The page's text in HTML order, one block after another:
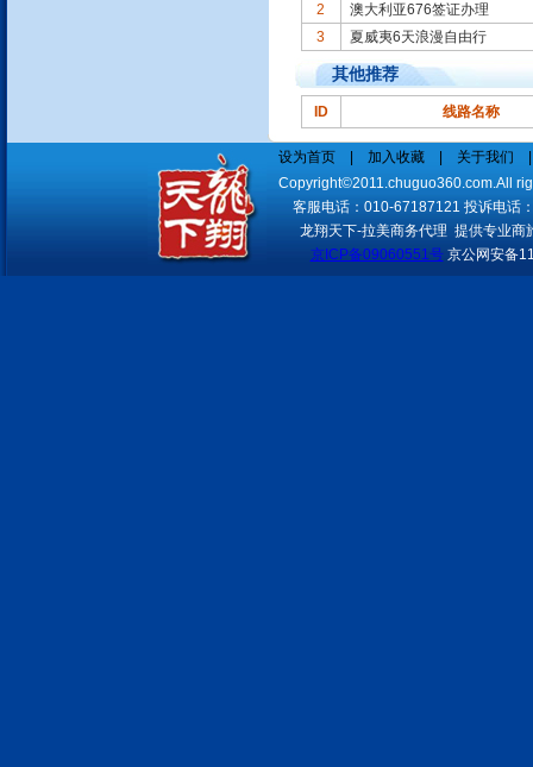
十年操作经验,保质保量,商务活
2
澳大利亚676签证办理
3
夏威夷6天浪漫自由行
其他推荐
ID 线路名称
设为首页| 加入收藏 关于我们
Copyright©2011.chuguo360.com.All
客服电话：010-67187121 投诉电话
龙翔天下-拉美商务代理 提供专业商
京ICP备09060551号京公网安备